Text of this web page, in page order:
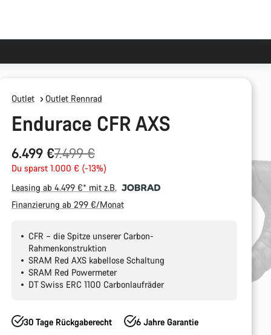
Outlet Outlet Rennrad
Endurace CFR AXS
6.499 €
Ursprungspreis
7.499 €
Du sparst 1.000 € (-13%)
Leasing ab 4.499 €* mit z.B.
Finanzierung ab 299 €/Monat
CFR – die Spitze unserer Carbon-
Rahmenkonstruktion
SRAM Red AXS kabellose Schaltung
SRAM Red Powermeter
DT Swiss ERC 1100 Carbonlaufräder
30 Tage Rückgaberecht 6 Jahre Garantie